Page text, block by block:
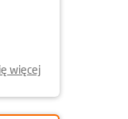
więcej